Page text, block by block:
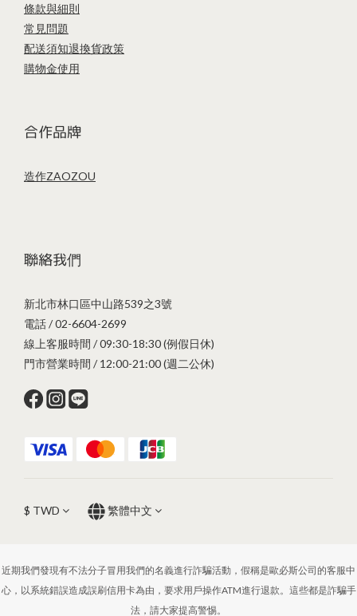
條款與細則
常見問題
配送須知退換貨政策
購物金使用
合作品牌
造作ZAOZOU
聯絡我們
新北市林口區中山路539之3號
電話 / 02-6604-2699
線上客服時間 / 09:30-18:30 (例假日休)
門市營業時間 / 12:00-21:00 (週二公休)
$ TWD 繁體中文
近期我們發現有不法分子冒用我們的名義進行詐騙活動，假稱是歐必斯公司的客服中
心，以系統錯誤造成誤刷信用卡為由，要求用戶操作ATM進行退款。這些都是詐騙手
法，請大家提高警惕。